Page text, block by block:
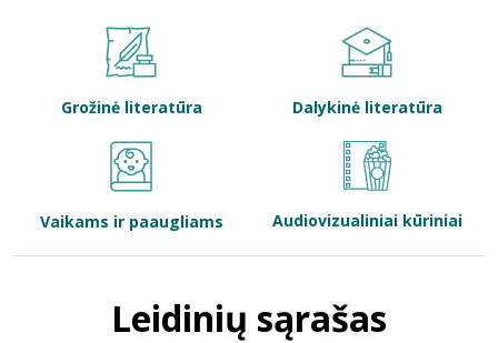
Bibliotekoms
Grožinė literatūra Dalykinė literatūra
Vaikams ir paaugliams Audiovizualiniai kūriniai
Leidinių sąrašas